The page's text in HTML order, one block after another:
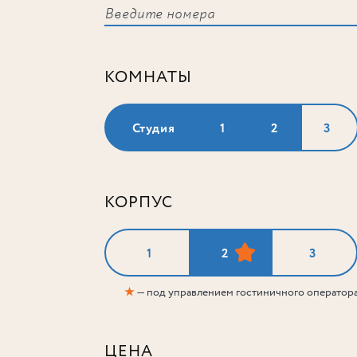
КОМНАТЫ
Студия 1 2 3
КОРПУС
1 2 3
★— под управлением гостиничного
ЦЕНА